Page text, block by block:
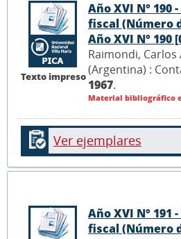
Texto impreso
Año XVI N° 190
fiscal (Número
Año XVI N° 190
Raimondi, Carlos
(Argentina) :
1967.
Material bibliográfico
Ver ejemplares
Año XVI N° 191
fiscal (Número